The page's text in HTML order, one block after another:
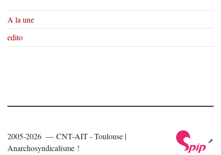
A la une
edito
2005-2026 — CNT-AIT - Toulouse |
Anarchosyndicalisme !